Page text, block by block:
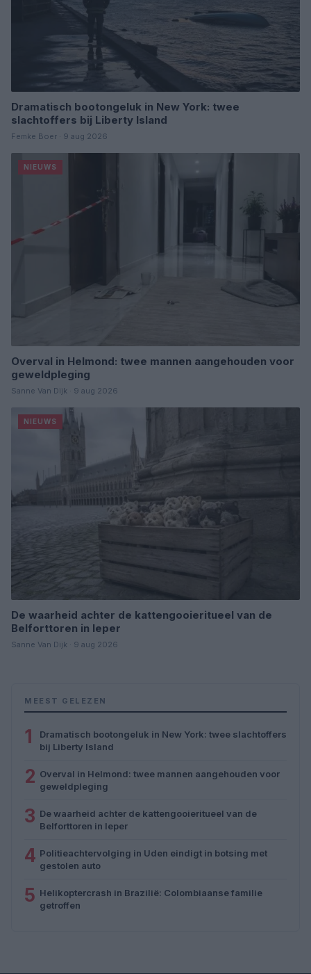
Dramatisch bootongeluk in New York: twee
slachtoffers bij Liberty Island
Femke Boer · 9 aug 2026
NIEUWS
Overval in Helmond: twee mannen aangehouden voor
geweldpleging
Sanne Van Dijk · 9 aug 2026
NIEUWS
De waarheid achter de kattengooieritueel van de
Belforttoren in Ieper
Sanne Van Dijk · 9 aug 2026
MEEST GELEZEN
1
Dramatisch bootongeluk in New York: twee slachtoffers
bij Liberty Island
2 Overval in Helmond: twee mannen aangehouden voor
geweldpleging
3 De waarheid achter de kattengooieritueel van de
Belforttoren in Ieper
4 Politieachtervolging in Uden eindigt in botsing met
gestolen auto
5 Helikoptercrash in Brazilië: Colombiaanse familie
getroffen